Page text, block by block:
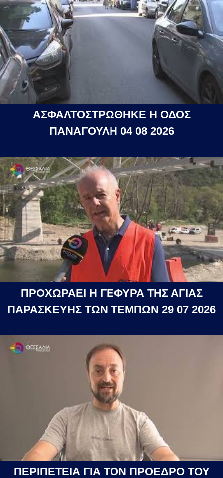
ΑΣΦΑΛΤΟΣΤΡΩΘΗΚΕ Η ΟΔΟΣ
ΠΑΝΑΓΟΥΛΗ 04 08 2026
ΠΡΟΧΩΡΑΕΙ Η ΓΕΦΥΡΑ ΤΗΣ ΑΓΙΑΣ
ΠΑΡΑΣΚΕΥΗΣ ΤΩΝ ΤΕΜΠΩΝ 29 07 2026
ΠΕΡΙΠΕΤΕΙΑ ΓΙΑ ΤΟΝ ΠΡΟΕΔΡΟ ΤΟΥ